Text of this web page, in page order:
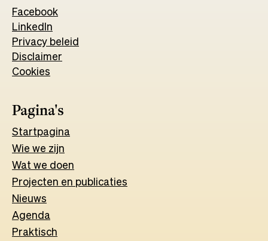
Facebook
a
new
LinkedIn
in
a
Privacy beleid
Disclaimer
Cookies
Pagina's
Startpagina
Wie we zijn
Wat we doen
Projecten en publicaties
Nieuws
Agenda
Praktisch